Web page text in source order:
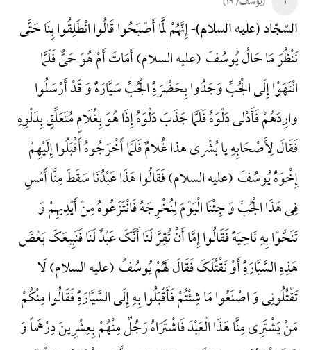
السّجّاد (علیه السلام)-إِنَّهُمْ لَمَّا أَصْبَحُوا قَالُوا انْطَلِقُوا بِنَا حَتَّی
نَنْظُرَ مَا حَالُ یُوسُفَ (علیه السلام) أَ‌مَاتَ أَمْ هُوَ حَیٌّ فَلَمَّا
انْتَهَوْا إِلَی الْجُبِّ وَجَدُوا بِحَضْرَهًِْ الْجُبِّ سَیَّارَهًًْ وَ قَدْ أَرْسَلُوا
وارِدَهُمْ فَأَدْلی دَلْوَهُ فَلَمَّا جَذَبَ دَلْوَهُ إِذَا هُوَ بِغُلَامٍ مُتَعَلِّقٍ بِدَلْوِهِ
فَقَالَ لِأَصْحَابِهِ یا بُشْری هذا غُلامٌ فَلَمَّا أَخْرَجُوهُ أَقْبَلُوا إِلَیْهِمْ
إِخْوَهًُْ یُوسُفَ (علیه السلام) فَقَالُوا هَذَا عَبْدُنَا سَقَطَ مِنَّا أَمْسِ
فِی هَذَا الْجُبِّ وَ جِئْنَا الْیَوْمَ لِنُخْرِجَهُ فَانْتَزَعُوهُ مِنْ أَیْدِیهِمْ وَ
تَنَحَّوْا بِهِ نَاحِیَهًًْ فَقَالُوا إِمَّا أَنْ تُقِرَّ لَنَا أَنَّکَ عَبْدٌ لَنَا فَنَبِیعَکَ بَعْضَ
هَذِهِ السَّیَّارَهًِْ أَوْ نَقْتُلَکَ فَقَالَ لَهُمْ یُوسُفُ (علیه السلام) لَا
تَقْتُلُونِی وَ اصْنَعُوا مَا شِئْتُمْ فَأَقْبَلُوا بِهِ إِلَی السَّیَّارَهًِْ فَقَالُوا مِنْکُمْ
مَنْ یَشْتَرِی مِنَّا هَذَا الْعَبْدَ فَاشْتَرَاهُ رَجُلٌ مِنْهُمْ بِعِشْرِینَ دِرْهَماً وَ